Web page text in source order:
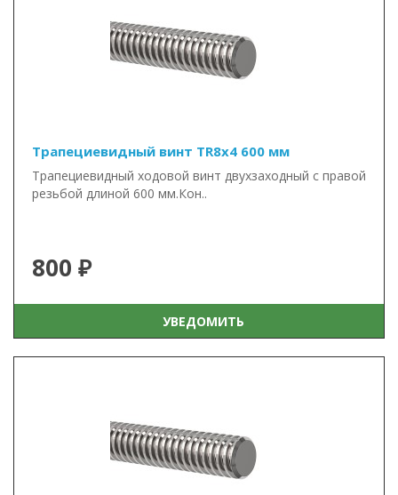
Трапециевидный винт TR8x4 600 мм
Трапециевидный ходовой винт двухзаходный с правой
резьбой длиной 600 мм.Кон..
800 ₽
УВЕДОМИТЬ